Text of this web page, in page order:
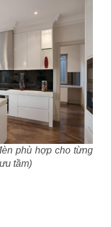
hợp cho từng
tầm)